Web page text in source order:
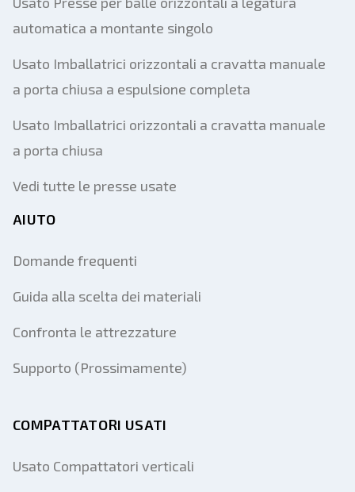
automatica a montante singolo
Usato Imballatrici orizzontali a cravatta manuale
a porta chiusa a espulsione completa
Usato Imballatrici orizzontali a cravatta manuale
a porta chiusa
Vedi tutte le presse usate
AIUTO
Domande frequenti
Guida alla scelta dei materiali
Confronta le attrezzature
Supporto (Prossimamente)
COMPATTATORI USATI
Usato Compattatori verticali